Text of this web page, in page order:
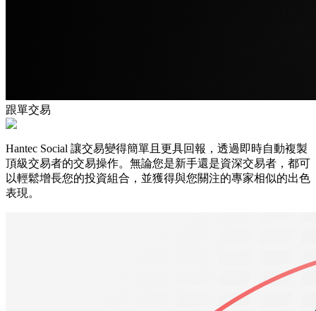
跟單交易
Hantec Social 讓交易變得簡單且更具回報，透過即時自動複製
頂級交易者的交易操作。無論您是新手還是資深交易者，都可
以輕鬆增長您的投資組合，並獲得與您關注的專家相似的出色
表現。